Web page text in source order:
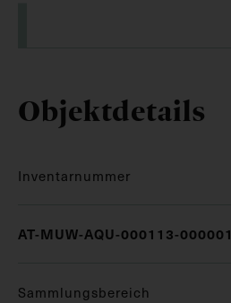
Objektdetails
Inventarnummer
AT-MUW-AQU-000113-000001
Sammlungsbereich